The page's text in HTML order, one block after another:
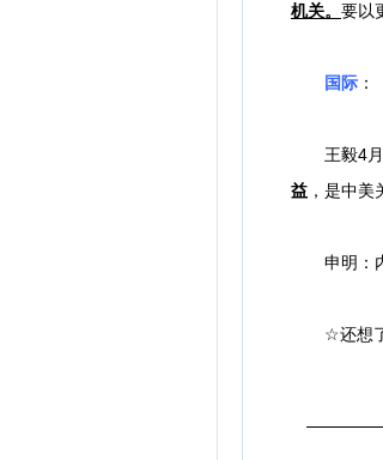
机关。 要以
国际 ：
王毅4
益 ，是中美
申明：内
☆还想